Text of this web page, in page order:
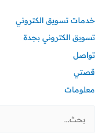
خدمات تسويق الكتروني
تسويق الكتروني بجدة
تواصل
قصتي
معلومات
البحث